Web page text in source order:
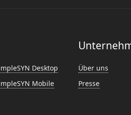
Desktop
Mobile
Über uns
Presse